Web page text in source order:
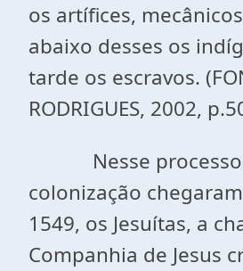
os artífices,
abaixo desses os
tarde os escravos.
RODRIGUES, 2002,
Nesse processo
colonização
1549, os Jesuítas, a
Companhia de Jesus